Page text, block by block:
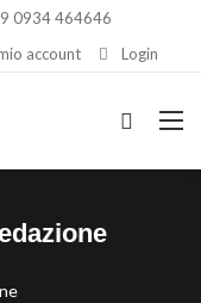
0934 464646
account Login